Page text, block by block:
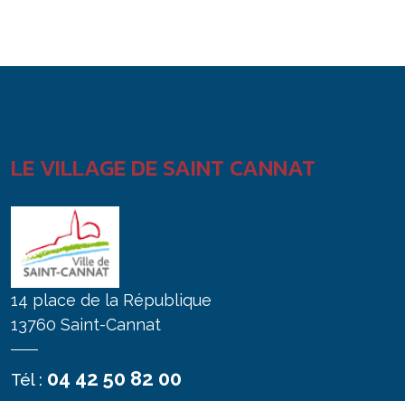
LE VILLAGE DE SAINT CANNAT
14 place de la République
13760 Saint-Cannat
Tél : 04 42 50 82 00